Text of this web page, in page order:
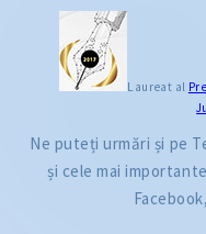
Laureat al
Ne puteți urmări și pe
și cele mai